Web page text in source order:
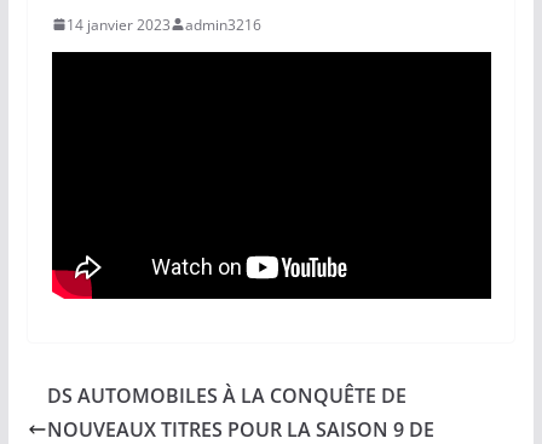
14 janvier 2023 admin3216
DS AUTOMOBILES À LA CONQUÊTE DE
NOUVEAUX TITRES POUR LA SAISON 9 DE